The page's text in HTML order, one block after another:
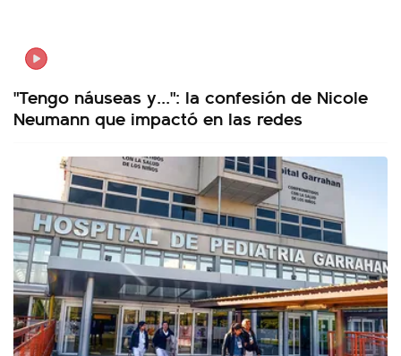
"Tengo náuseas y...": la confesión de Nicole
Neumann que impactó en las redes